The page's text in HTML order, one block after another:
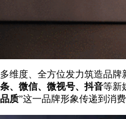
多维度、全方位发力筑造品牌
条、微信、微视号、抖音等新
品质”这一品牌形象传递到消